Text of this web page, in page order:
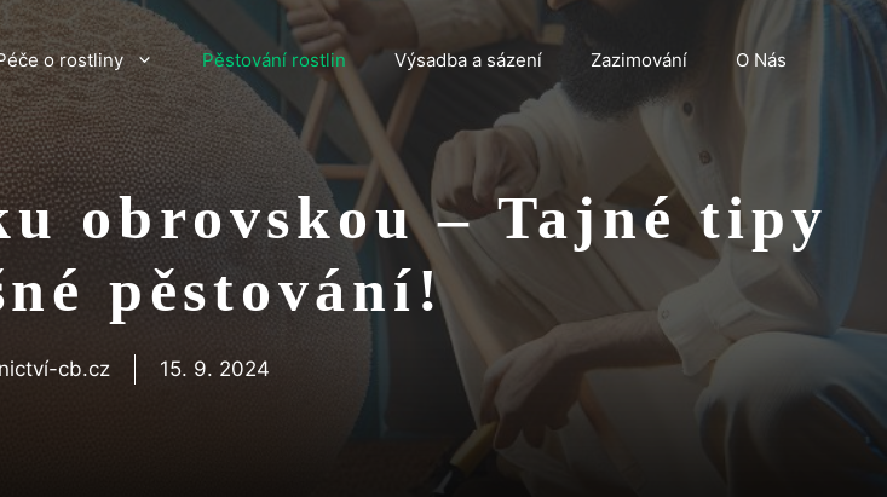
o rostliny Pěstování rostlin Výsadba a sázení Zazimování O Nás
obrovskou – Tajné tipy
pěstování!
cb.cz 15. 9. 2024